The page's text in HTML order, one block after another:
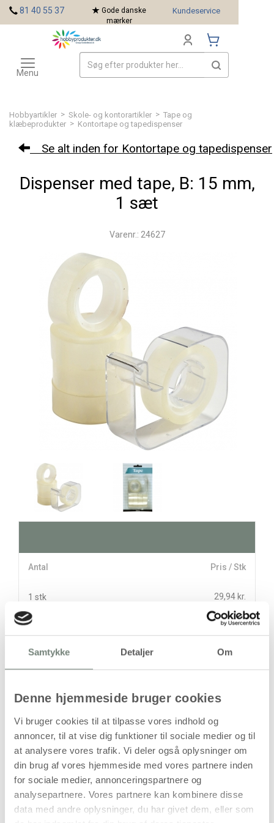
Samtykke Detaljer Om
Denne hjemmeside bruger cookies
Vi bruger cookies til at tilpasse vores indhold og
annoncer, til at vise dig funktioner til sociale medier og til
at analysere vores trafik. Vi deler også oplysninger om
din brug af vores hjemmeside med vores partnere inden
for sociale medier, annonceringspartnere og
analysepartnere. Vores partnere kan kombinere disse
data med andre oplysninger, du har givet dem, eller som
Hobbyartikler > Skole- og kontorartikler > Tape og
klæbeprodukter > Kontortape og tapedispenser
Se alt inden for Kontortape og tapedispenser
Dispenser med tape, B: 15 mm,
1 sæt
Varenr.: 24627
Antal Pris / Stk
1 stk 29,94 kr.
(23,95kr.ekskl. moms)
Din bestilling er først bindende,
når vi har bekræftet din ordre.
81 40 55 37
Gode danske
mærker
Kundeservice
Toggle
navigation
Menu
Mærker